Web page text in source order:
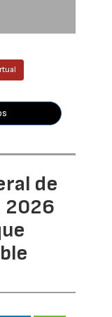
de
2026